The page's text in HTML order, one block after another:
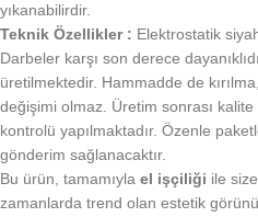
yıkanabilirdir.
Teknik Özellikler : Elektrostatik
Darbeler karşı son derece
üretilmektedir. Hammadde de
değişimi olmaz. Üretim sonrası
kontrolü yapılmaktadır. Özenle
gönderim sağlanacaktır.
Bu ürün, tamamıyla el işçiliği ile
zamanlarda trend olan estetik